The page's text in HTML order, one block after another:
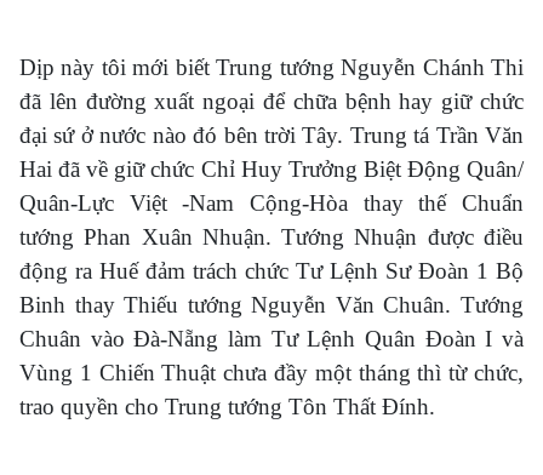
Dịp này tôi mới biết Trung tướng Nguyễn Chánh Thi
đã lên đường xuất ngoại để chữa bệnh hay giữ chức
đại sứ ở nước nào đó bên trời Tây. Trung tá Trần Văn
Hai đã về giữ chức Chỉ Huy Trưởng Biệt Động Quân/
Quân-Lực Việt -Nam Cộng-Hòa thay thế Chuẩn
tướng Phan Xuân Nhuận. Tướng Nhuận được điều
động ra Huế đảm trách chức Tư Lệnh Sư Đoàn 1 Bộ
Binh thay Thiếu tướng Nguyễn Văn Chuân. Tướng
Chuân vào Đà-Nẵng làm Tư Lệnh Quân Đoàn I và
Vùng 1 Chiến Thuật chưa đầy một tháng thì từ chức,
trao quyền cho Trung tướng Tôn Thất Đính.